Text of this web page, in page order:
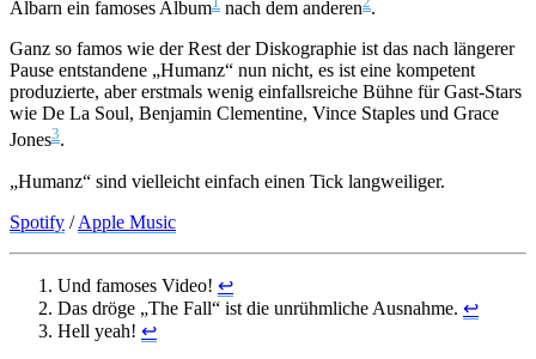
Albarn ein famoses Album
nach dem anderen .
Ganz so famos wie der Rest der Diskographie ist das nach längerer
Pause entstandene „Humanz“ nun nicht, es ist eine kompetent
produzierte, aber erstmals wenig einfallsreiche Bühne für Gast-Stars
wie De La Soul, Benjamin Clementine, Vince Staples und Grace
Jones3.
„Humanz“ sind vielleicht einfach einen Tick langweiliger.
Spotify /Apple Music
Und famoses Video! ↩
Das dröge „The Fall“ ist die unrühmliche Ausnahme. ↩
Hell yeah! ↩